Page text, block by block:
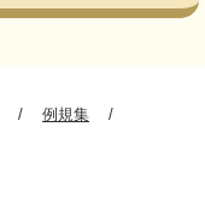
例規集